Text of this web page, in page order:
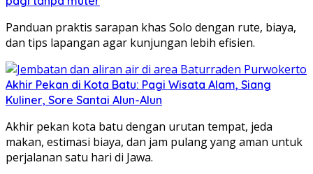
Panduan praktis sarapan khas Solo dengan rute, biaya,
dan tips lapangan agar kunjungan lebih efisien.
Akhir Pekan di Kota Batu: Pagi Wisata Alam, Siang
Kuliner, Sore Santai Alun-Alun
Akhir pekan kota batu dengan urutan tempat, jeda
makan, estimasi biaya, dan jam pulang yang aman untuk
perjalanan satu hari di Jawa.